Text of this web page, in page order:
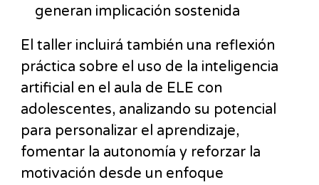
generan implicación sostenida
El taller incluirá también una reflexión
práctica sobre el uso de la inteligencia
artificial en el aula de ELE con
adolescentes, analizando su potencial
para personalizar el aprendizaje,
fomentar la autonomía y reforzar la
motivación desde un enfoque